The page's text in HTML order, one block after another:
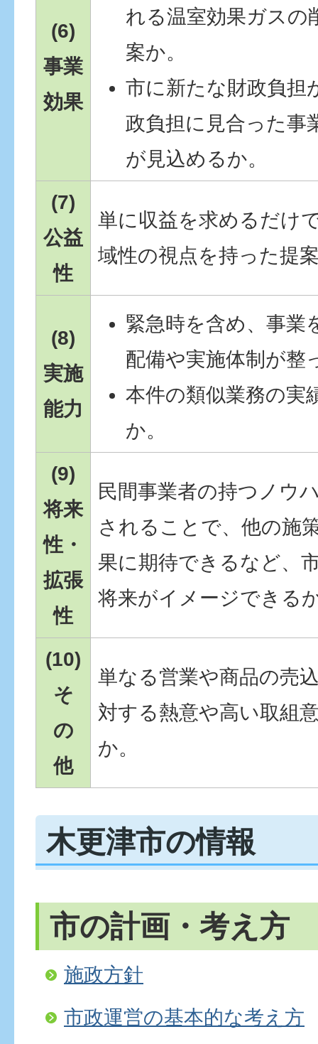
(6)
事業
効果
れる温室効果ガスの
案か。
市に新たな財政負担
政負担に見合った事
が見込めるか。
(7)
公益
性
単に収益を求めるだけ
域性の視点を持った提
(8)
実施
能力
緊急時を含め、事業
配備や実施体制が整
本件の類似業務の実
か。
(9)
将来
性・
拡張
性
民間事業者の持つノウ
されることで、他の施
果に期待できるなど、
将来がイメージできる
(10)
そ
の
他
単なる営業や商品の売
対する熱意や高い取組
か。
木更津市の情報
市の計画・考え方
施政方針
市政運営の基本的な考え方